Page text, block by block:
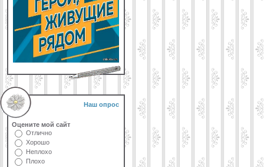
Наш опрос
Оцените мой сайт
Отлично
Хорошо
Неплохо
Плохо